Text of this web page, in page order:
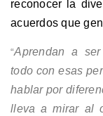
reconocer la
acuerdos que
“Aprendan a ser
todo con esas
hablar por
lleva a mirar al